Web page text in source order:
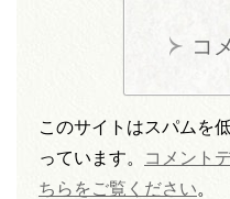
コ
このサイトはスパムを
っています。
コメント
ちらをご覧ください。